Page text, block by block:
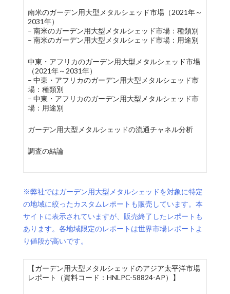
南米のガーデン用大型メタルシェッド市場（2021年～
2031年）
– 南米のガーデン用大型メタルシェッド市場：種類別
– 南米のガーデン用大型メタルシェッド市場：用途別
中東・アフリカのガーデン用大型メタルシェッド市場
（2021年～2031年）
– 中東・アフリカのガーデン用大型メタルシェッド市
場：種類別
– 中東・アフリカのガーデン用大型メタルシェッド市
場：用途別
ガーデン用大型メタルシェッドの流通チャネル分析
調査の結論
※弊社ではガーデン用大型メタルシェッドを対象に特定
の地域に絞ったカスタムレポートも販売しています。本
サイトに表示されていますが、販売終了したレポートも
あります。各地域限定のレポートは世界市場レポートよ
り値段が高いです。
【ガーデン用大型メタルシェッドのアジア太平洋市場
レポート（資料コード：HNLPC-58824-AP）】